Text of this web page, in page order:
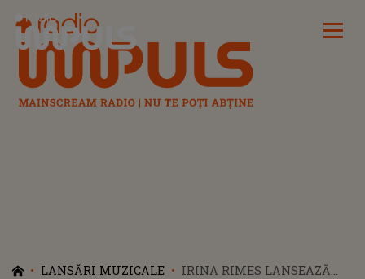
Radio Impuls
LANSĂRI MUZICALE
IRINA RIMES LANSEAZĂ